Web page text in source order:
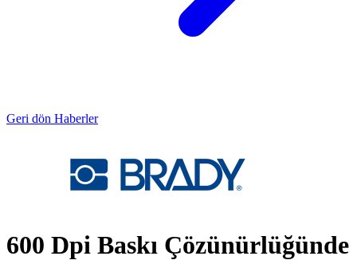
Geri dön Haberler
600 Dpi Baskı Çözünürlüğünde